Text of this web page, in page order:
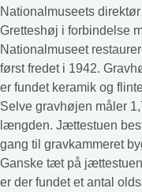
Nationalmuseets
Gretteshøj i forbindelse
Nationalmuseet
først fredet i 1942.
er fundet keramik og
Selve gravhøjen måler
længden. Jættestuen
gang til gravkammeret
Ganske tæt på
er der fundet et antal